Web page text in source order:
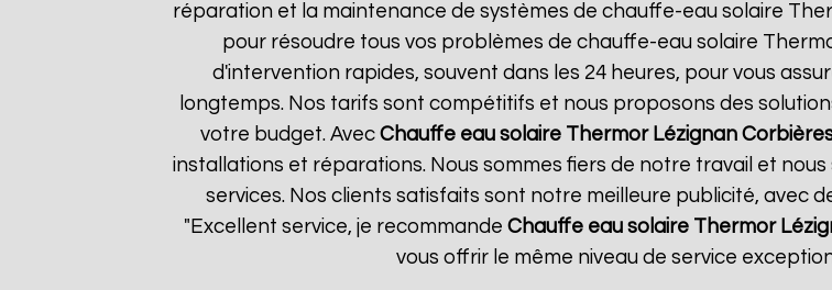
réparation et la maintenance de systèmes de chauffe-eau solaire
pour résoudre tous vos problèmes de chauffe-eau solaire
d'intervention rapides, souvent dans les 24 heures, pour vous
longtemps. Nos tarifs sont compétitifs et nous proposons des
votre budget. Avec Chauffe eau solaire Thermor Lézignan
installations et réparations. Nous sommes fiers de notre travail et
services. Nos clients satisfaits sont notre meilleure publicité, avec
"Excellent service, je recommande Chauffe eau solaire Thermor
vous offrir le même niveau de service